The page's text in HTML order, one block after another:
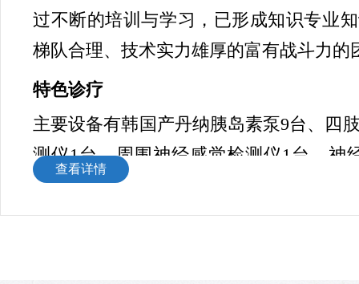
过不断的培训与学习，已形成知识专业
梯队合理、技术实力雄厚的富有战斗力的
特色诊疗
主要设备有韩国产丹纳胰岛素泵9台、四
测仪1台、周围神经感觉检测仪1台、神
台、微波消融治疗仪1台、动态血糖监测
要诊治范围：糖尿病及急慢性并发症；
查看详情